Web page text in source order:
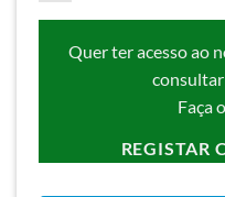
Quer ter acesso ao
consultar
Faça
REGISTAR